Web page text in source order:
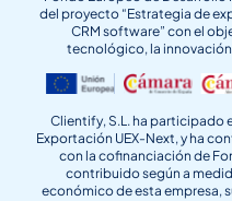
del proyecto “Estrategia de
CRM software” con el
tecnológico, la
Clientify, S.L. ha participado
Exportación UEX-Next, y ha
con la cofinanciación de
contribuido según a
económico de esta empresa,